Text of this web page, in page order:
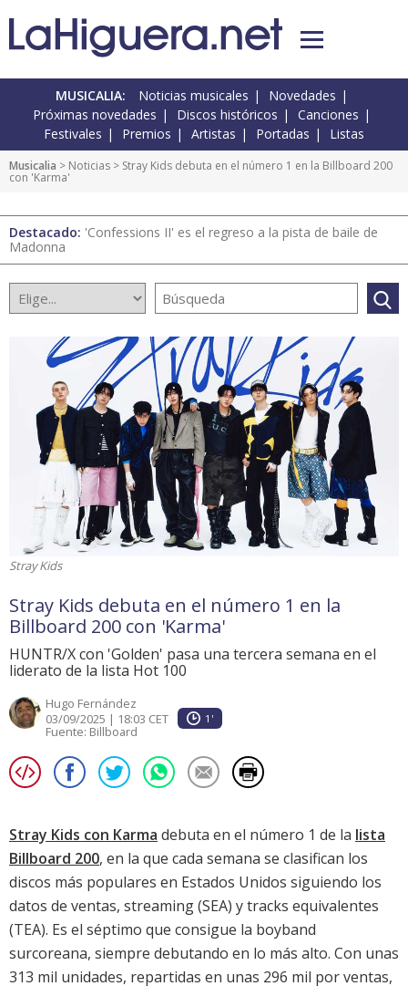
MUSICALIA: Noticias musicales
Novedades
Próximas novedades
Discos históricos
Canciones
Festivales
Premios Artistas Portadas Listas
Musicalia > Noticias > Stray Kids debuta en el número 1 en la Billboard 200
con 'Karma'
Destacado: 'Confessions II' es el regreso a la pista de baile de
Madonna
Stray Kids
Stray Kids debuta en el número 1 en la
Billboard 200 con 'Karma'
HUNTR/X con 'Golden' pasa una tercera semana en el
liderato de la lista Hot 100
Hugo Fernández
03/09/2025 | 18:03 CET
1'
Fuente: Billboard
Stray Kids con Karma debuta en el número 1 de la lista
Billboard 200, en la que cada semana se clasifican los
discos más populares en Estados Unidos siguiendo los
datos de ventas, streaming (SEA) y tracks equivalentes
(TEA). Es el séptimo que consigue la boyband
surcoreana, siempre debutando en lo más alto. Con unas
313 mil unidades, repartidas en unas 296 mil por ventas,